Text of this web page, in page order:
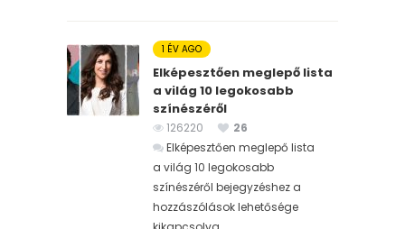
1 ÉV AGO
Elképesztően meglepő lista
a világ 10 legokosabb
színészéről
126220
26
Elképesztően meglepő lista
a világ 10 legokosabb
színészéről bejegyzéshez a
hozzászólások lehetősége